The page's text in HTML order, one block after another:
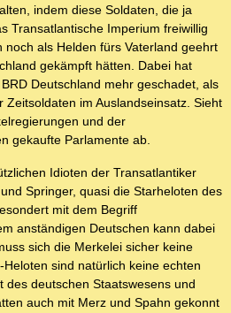
indem diese Soldaten, die ja
Transatlantische Imperium freiwillig
als Helden fürs Vaterland geehrt
gekämpft hätten. Dabei hat
Deutschland mehr geschadet, als
Zeitsoldaten im Auslandseinsatz. Sieht
und der
gekaufte Parlamente ab.
Idioten der Transatlantiker
Springer, quasi die Starheloten des
mit dem Begriff
anständigen Deutschen kann dabei
sich die Merkelei sicher keine
sind natürlich keine echten
des deutschen Staatswesens und
auch mit Merz und Spahn gekonnt